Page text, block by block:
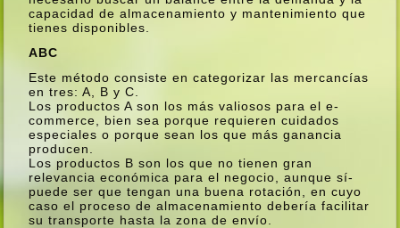
capacidad de almacenamiento y mantenimiento que
tienes disponibles.
ABC
Este método consiste en categorizar las mercancí­as
en tres: A, B y C.
Los productos A son los más valiosos para el e-
commerce, bien sea porque requieren cuidados
especiales o porque sean los que más ganancia
producen.
Los productos B son los que no tienen gran
relevancia económica para el negocio, aunque sí­
puede ser que tengan una buena rotación, en cuyo
caso el proceso de almacenamiento deberí­a facilitar
su transporte hasta la zona de enví­o.